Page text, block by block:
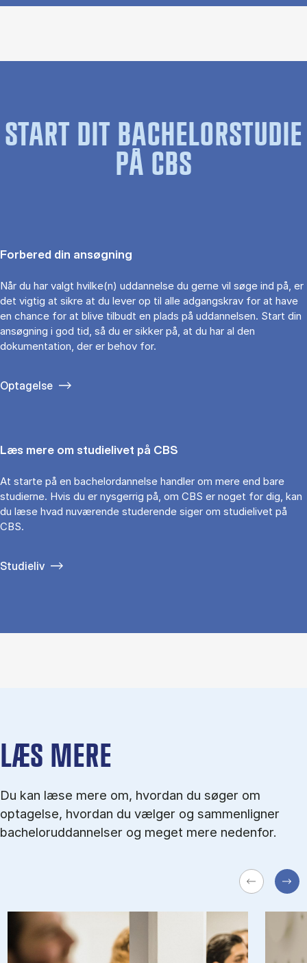
START DIT BACHELORSTUDIE
PÅ CBS
Forbered din ansøgning
Når du har valgt hvilke(n) uddannelse du gerne vil søge ind på, er
det vigtig at sikre at du lever op til alle adgangskrav for at have
en chance for at blive tilbudt en plads på uddannelsen. Start din
ansøgning i god tid, så du er sikker på, at du har al den
dokumentation, der er behov for.
Optagelse
Læs mere om studielivet på CBS
At starte på en bachelordannelse handler om mere end bare
studierne. Hvis du er nysgerrig på, om CBS er noget for dig, kan
du læse hvad nuværende studerende siger om studielivet på
CBS.
Studieliv
LÆS MERE
Du kan læse mere om, hvordan du søger om
optagelse, hvordan du vælger og sammenligner
bacheloruddannelser og meget mere nedenfor.